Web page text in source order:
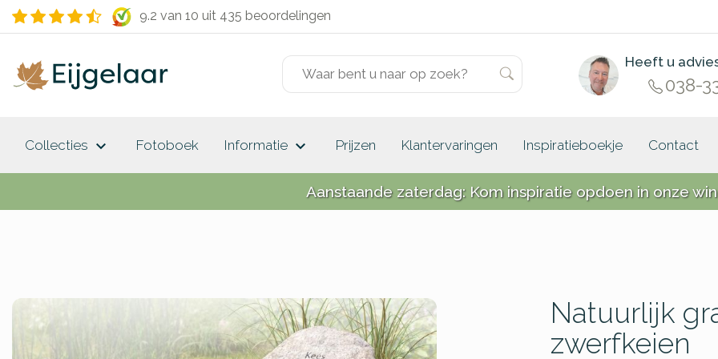
9.2 van 10 uit 435 beoordelingen
Heeft u
038-
Collecties keyboard_arrow_down Fotoboek Informatie keyboard_arrow_down Prijzen Klantervaringen Inspiratieboekje Contact
Aanstaande zaterdag: Kom inspiratie opdoen in onze
Natuurlijk
zwerfkeien